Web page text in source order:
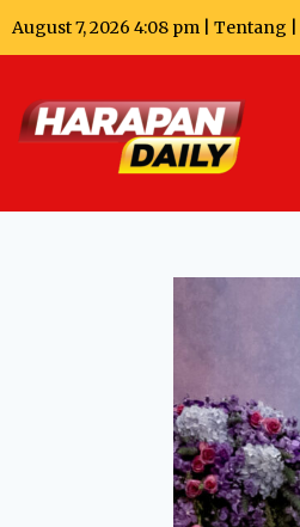
August 7, 2026 4:08 pm | Tentang